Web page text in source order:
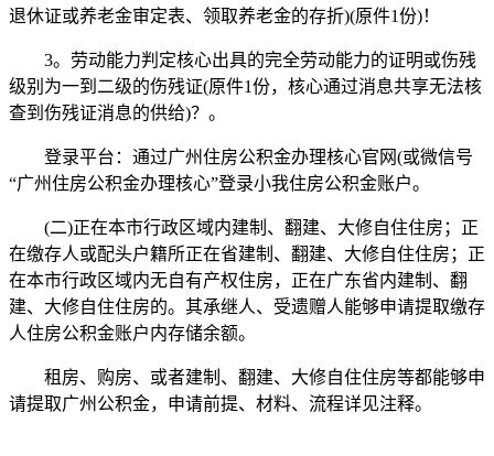
退休证或养老金审定表、领取养老金的存折)(原件1份)！
3。劳动能力判定核心出具的完全劳动能力的证明或伤残
级别为一到二级的伤残证(原件1份，核心通过消息共享无法核
查到伤残证消息的供给)？。
登录平台：通过广州住房公积金办理核心官网(或微信号
“广州住房公积金办理核心”登录小我住房公积金账户。
(二)正在本市行政区域内建制、翻建、大修自住住房；正
在缴存人或配头户籍所正在省建制、翻建、大修自住住房；正
在本市行政区域内无自有产权住房，正在广东省内建制、翻
建、大修自住住房的。其承继人、受遗赠人能够申请提取缴存
人住房公积金账户内存储余额。
租房、购房、或者建制、翻建、大修自住住房等都能够申
请提取广州公积金，申请前提、材料、流程详见注释。